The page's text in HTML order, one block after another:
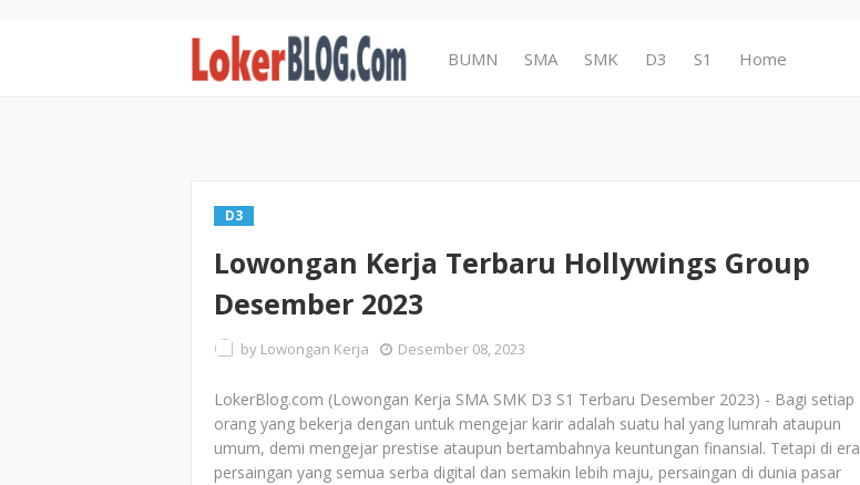
BUMN SMA SMK D3 S1 Home
D3
Lowongan Kerja Terbaru Hollywings Group
Desember 2023
by Lowongan Kerja Desember 08, 2023
LokerBlog.com (Lowongan Kerja SMA SMK D3 S1 Terbaru Desember 2023) - Bagi setiap
orang yang bekerja dengan untuk mengejar karir adalah suatu hal yang lumrah ataupun
umum, demi mengejar prestise ataupun bertambahnya keuntungan finansial. Tetapi di era
persaingan yang semua serba digital dan semakin lebih maju, persaingan di dunia pasar